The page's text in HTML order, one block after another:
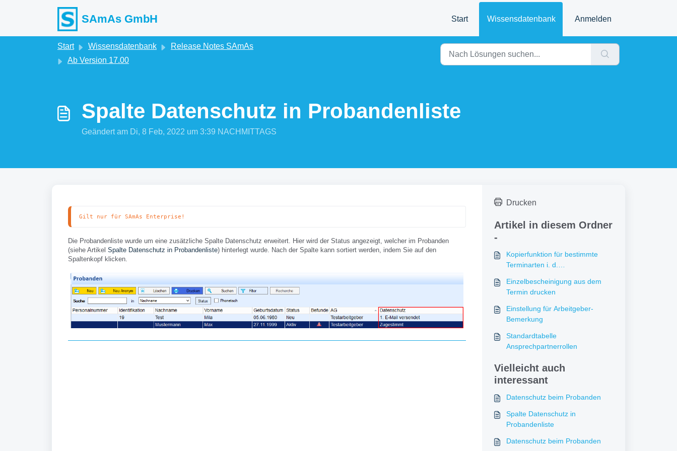
SAmAs GmbH Start Wissensdatenbank Anmelden
Start Wissensdatenbank
Release Notes SAmAs
Ab Version 17.00
Spalte Datenschutz in Probandenliste
Geändert am Di, 8 Feb, 2022 um 3:39 NACHMITTAGS
Gilt nur für SAmAs Enterprise!
Die Probandenliste wurde um eine zusätzliche Spalte Datenschutz erweitert. Hier wird der Status angezeigt, welcher im Probanden
(siehe Artikel Spalte Datenschutz in Probandenliste) hinterlegt wurde. Nach der Spalte kann sortiert werden, indem Sie auf den
Spaltenkopf klicken.
Drucken
Artikel in diesem Ordner
-
Kopierfunktion für bestimmte
Terminarten i. d.
Einzelbescheinigung aus dem
Termin drucken
Einstellung für Arbeitgeber-
Bemerkung
Standardtabelle
Ansprechpartnerrollen
Vielleicht auch
interessant
Datenschutz beim Probanden
Spalte Datenschutz in
Probandenliste
Datenschutz beim Probanden